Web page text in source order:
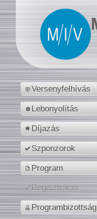
Versenyfelhívás
Lebonyolítás
Díjazás
Szponzorok
Program
Regisztráció
Programbizottság